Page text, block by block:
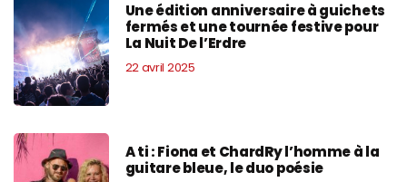
Une édition anniversaire à guichets
fermés et une tournée festive pour
La Nuit De l’Erdre
22 avril 2025
A ti : Fiona et ChardRy l’homme à la
guitare bleue, le duo poésie